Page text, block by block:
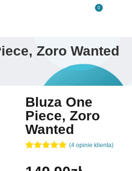
0
Zoro Wanted
Bluza One
Piece, Zoro
Wanted
(4 opinie klienta)